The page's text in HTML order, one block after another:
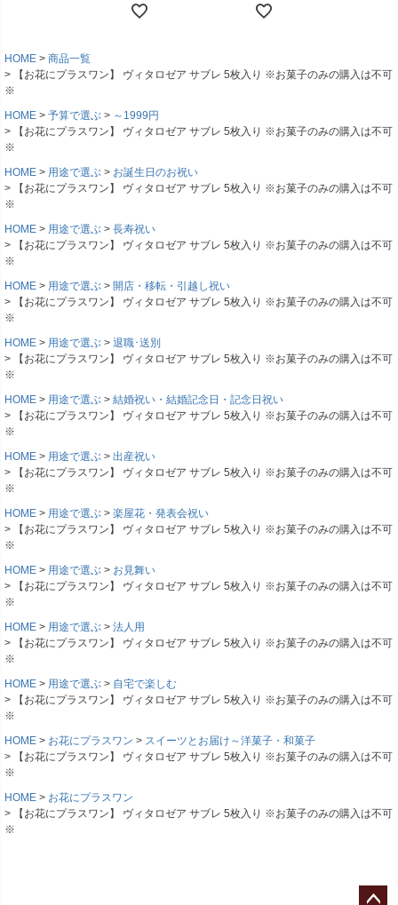
HOME
商品一覧
【お花にプラスワン】 ヴィタロゼア サブレ 5枚入り ※お菓子のみの購入は不可
※
HOME
予算で選ぶ
～1999円
【お花にプラスワン】 ヴィタロゼア サブレ 5枚入り ※お菓子のみの購入は不可
※
HOME
用途で選ぶ
お誕生日のお祝い
【お花にプラスワン】 ヴィタロゼア サブレ 5枚入り ※お菓子のみの購入は不可
※
HOME
用途で選ぶ
長寿祝い
【お花にプラスワン】 ヴィタロゼア サブレ 5枚入り ※お菓子のみの購入は不可
※
HOME
用途で選ぶ
開店・移転・引越し祝い
【お花にプラスワン】 ヴィタロゼア サブレ 5枚入り ※お菓子のみの購入は不可
※
HOME
用途で選ぶ
退職･送別
【お花にプラスワン】 ヴィタロゼア サブレ 5枚入り ※お菓子のみの購入は不可
※
HOME
用途で選ぶ
結婚祝い・結婚記念日・記念日祝い
【お花にプラスワン】 ヴィタロゼア サブレ 5枚入り ※お菓子のみの購入は不可
※
HOME
用途で選ぶ
出産祝い
【お花にプラスワン】 ヴィタロゼア サブレ 5枚入り ※お菓子のみの購入は不可
※
HOME
用途で選ぶ
楽屋花・発表会祝い
【お花にプラスワン】 ヴィタロゼア サブレ 5枚入り ※お菓子のみの購入は不可
※
HOME
用途で選ぶ
お見舞い
【お花にプラスワン】 ヴィタロゼア サブレ 5枚入り ※お菓子のみの購入は不可
※
HOME
用途で選ぶ
法人用
【お花にプラスワン】 ヴィタロゼア サブレ 5枚入り ※お菓子のみの購入は不可
※
HOME
用途で選ぶ
自宅で楽しむ
【お花にプラスワン】 ヴィタロゼア サブレ 5枚入り ※お菓子のみの購入は不可
※
HOME
お花にプラスワン
スイーツとお届け～洋菓子・和菓子
【お花にプラスワン】 ヴィタロゼア サブレ 5枚入り ※お菓子のみの購入は不可
※
HOME
お花にプラスワン
【お花にプラスワン】 ヴィタロゼア サブレ 5枚入り ※お菓子のみの購入は不可
※